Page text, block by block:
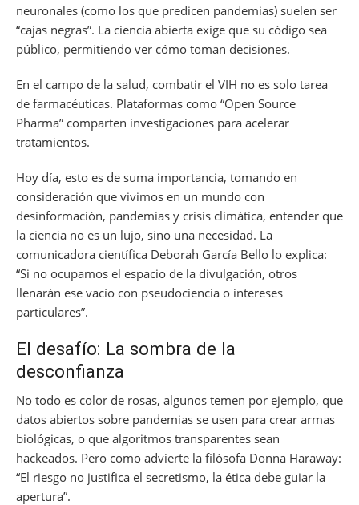
neuronales (como los que predicen pandemias) suelen ser
“cajas negras”. La ciencia abierta exige que su código sea
público, permitiendo ver cómo toman decisiones.
En el campo de la salud, combatir el VIH no es solo tarea
de farmacéuticas. Plataformas como “Open Source
Pharma” comparten investigaciones para acelerar
tratamientos.
Hoy día, esto es de suma importancia, tomando en
consideración que vivimos en un mundo con
desinformación, pandemias y crisis climática, entender que
la ciencia no es un lujo, sino una necesidad. La
comunicadora científica Deborah García Bello lo explica:
“Si no ocupamos el espacio de la divulgación, otros
llenarán ese vacío con pseudociencia o intereses
particulares”.
El desafío: La sombra de la
desconfianza
No todo es color de rosas, algunos temen por ejemplo, que
datos abiertos sobre pandemias se usen para crear armas
biológicas, o que algoritmos transparentes sean
hackeados. Pero como advierte la filósofa Donna Haraway:
“El riesgo no justifica el secretismo, la ética debe guiar la
apertura”.